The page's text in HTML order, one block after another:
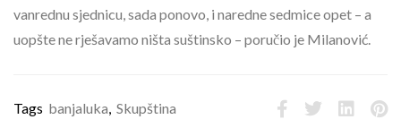
vanrednu sjednicu, sada ponovo, i naredne sedmice opet – a
uopšte ne rješavamo ništa suštinsko – poručio je Milanović.
Tags banjaluka, Skupština